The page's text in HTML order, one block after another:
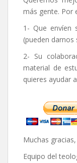
más gente. Por
1- Que envíen
(pueden darnos
2- Su
material de
quieres ayudar
Muchas gracias,
Equipo del